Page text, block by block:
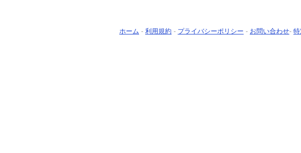
ホーム - 利用規約 - プライバシーポリシー - お問い合わせ-